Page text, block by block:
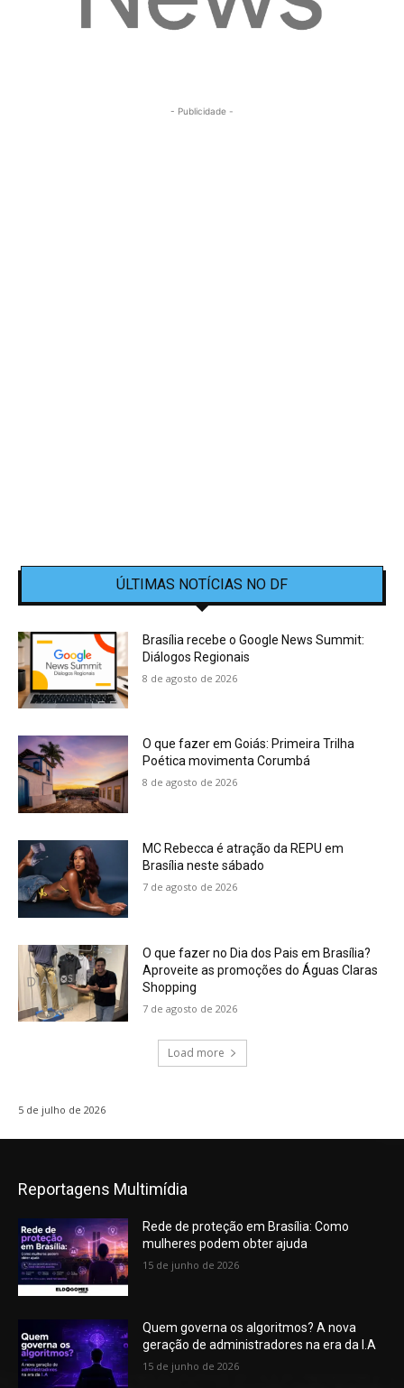
- Publicidade -
ÚLTIMAS NOTÍCIAS NO DF
Brasília recebe o Google News Summit:
Diálogos Regionais
8 de agosto de 2026
O que fazer em Goiás: Primeira Trilha
Poética movimenta Corumbá
8 de agosto de 2026
MC Rebecca é atração da REPU em
Brasília neste sábado
7 de agosto de 2026
O que fazer no Dia dos Pais em Brasília?
Aproveite as promoções do Águas Claras
Shopping
7 de agosto de 2026
Load more
5 de julho de 2026
Reportagens Multimídia
Rede de proteção em Brasília: Como
mulheres podem obter ajuda
15 de junho de 2026
Quem governa os algoritmos? A nova
geração de administradores na era da I.A
15 de junho de 2026